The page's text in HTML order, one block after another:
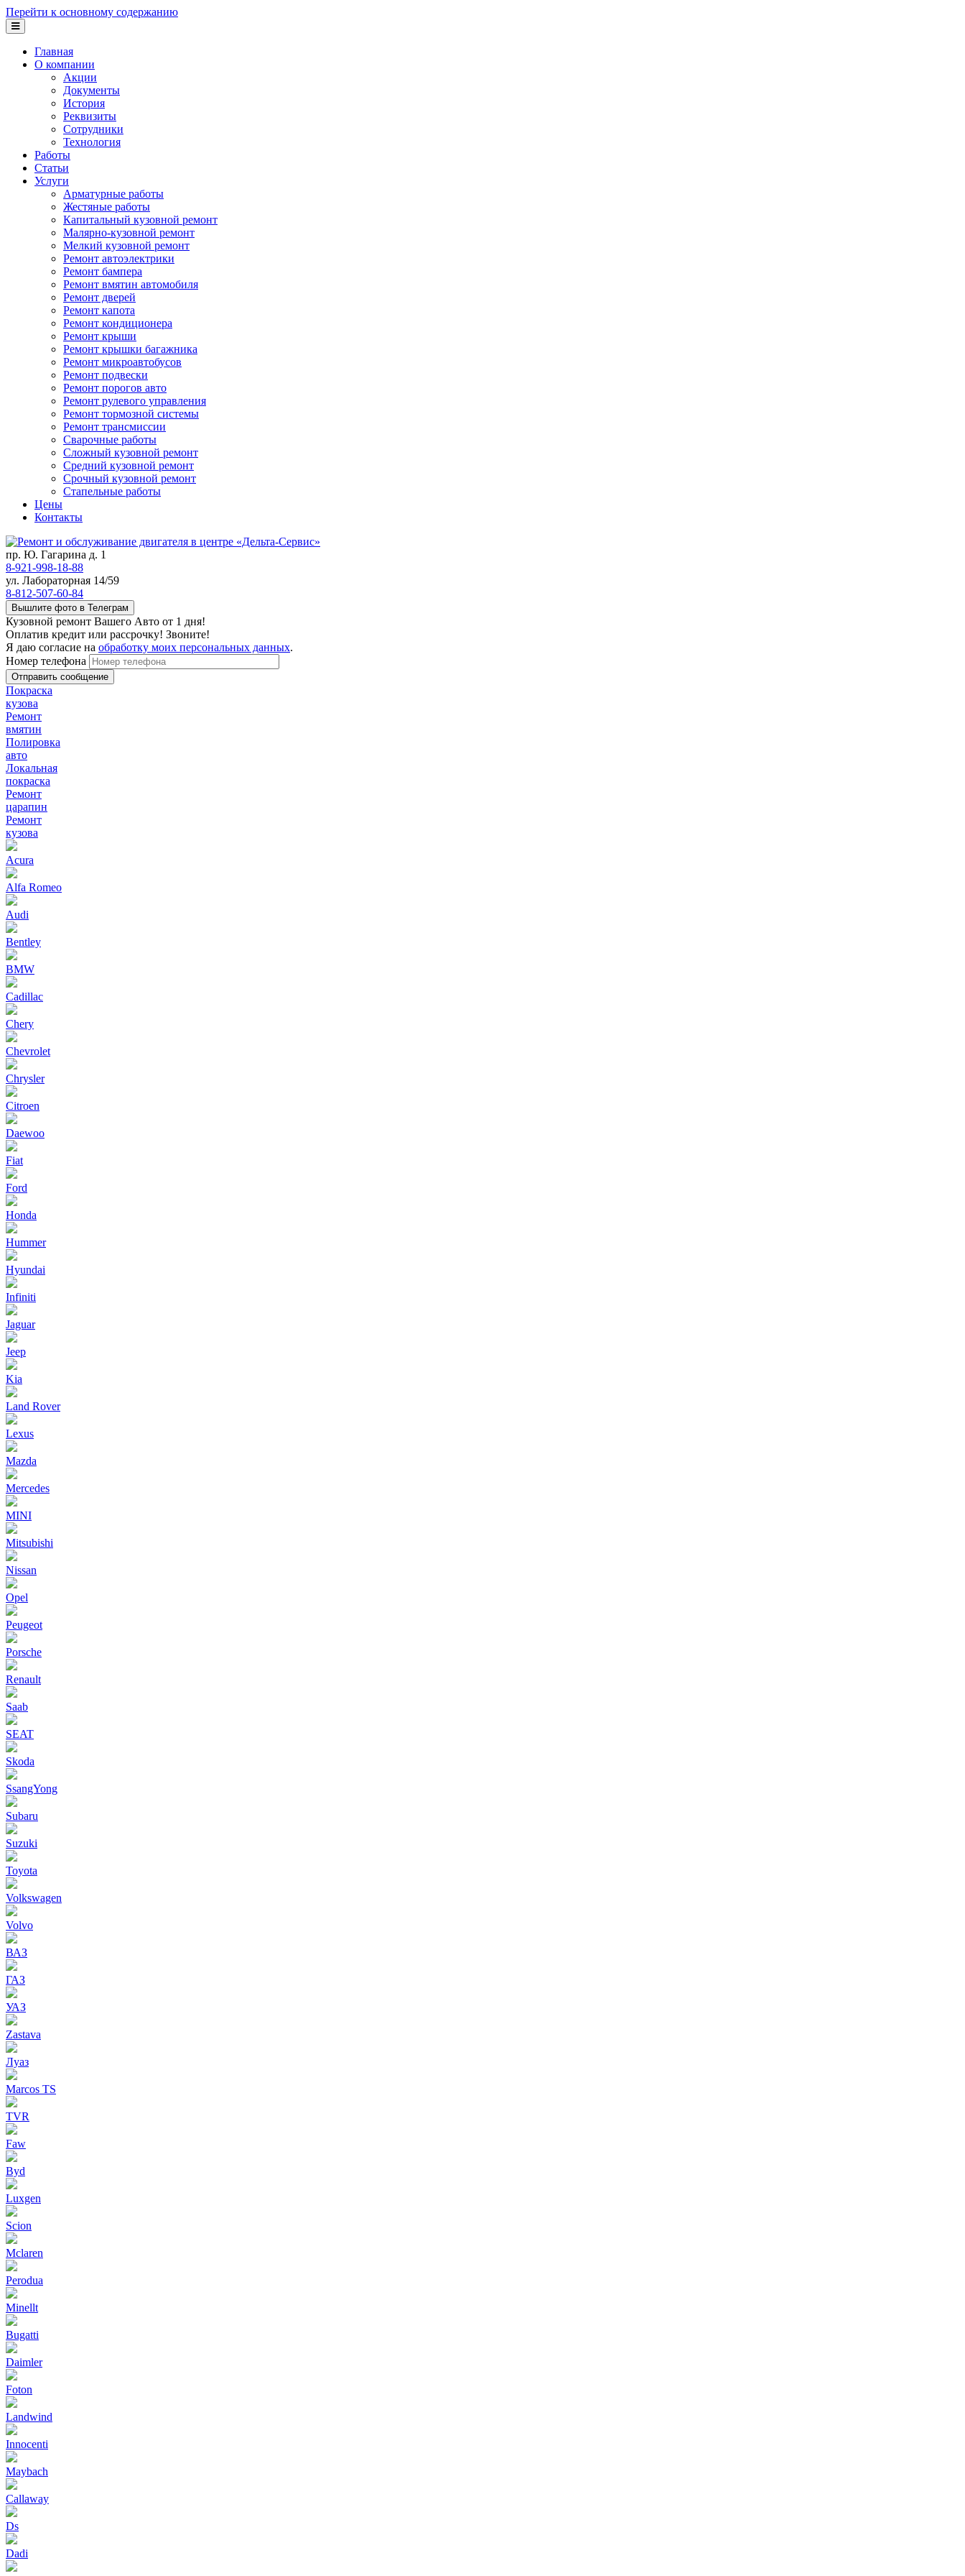
Перейти к основному содержанию
Главная
О компании
Акции
Документы
История
Реквизиты
Сотрудники
Технология
Работы
Статьи
Услуги
Арматурные работы
Жестяные работы
Капитальный кузовной ремонт
Малярно-кузовной ремонт
Мелкий кузовной ремонт
Ремонт автоэлектрики
Ремонт бампера
Ремонт вмятин автомобиля
Ремонт дверей
Ремонт капота
Ремонт кондиционера
Ремонт крыши
Ремонт крышки багажника
Ремонт микроавтобусов
Ремонт подвески
Ремонт порогов авто
Ремонт рулевого управления
Ремонт тормозной системы
Ремонт трансмиссии
Сварочные работы
Сложный кузовной ремонт
Средний кузовной ремонт
Срочный кузовной ремонт
Стапельные работы
Цены
Контакты
пр. Ю. Гагарина д. 1
8-921-998-18-88
ул. Лабораторная 14/59
8-812-507-60-84
Вышлите фото в Телеграм
Кузовной ремонт Вашего Авто от 1 дня!
Оплатив кредит или рассрочку! Звоните!
Я даю согласие на обработку моих персональных данных.
Номер телефона
Покраска
кузова
Ремонт
вмятин
Полировка
авто
Локальная
покраска
Ремонт
царапин
Ремонт
кузова
Acura
Alfa Romeo
Audi
Bentley
BMW
Cadillac
Chery
Chevrolet
Chrysler
Citroen
Daewoo
Fiat
Ford
Honda
Hummer
Hyundai
Infiniti
Jaguar
Jeep
Kia
Land Rover
Lexus
Mazda
Mercedes
MINI
Mitsubishi
Nissan
Opel
Peugeot
Porsche
Renault
Saab
SEAT
Skoda
SsangYong
Subaru
Suzuki
Toyota
Volkswagen
Volvo
ВАЗ
ГАЗ
УАЗ
Zastava
Луаз
Marcos TS
TVR
Faw
Byd
Luxgen
Scion
Mclaren
Perodua
Minellt
Bugatti
Daimler
Foton
Landwind
Innocenti
Maybach
Callaway
Ds
Dadi